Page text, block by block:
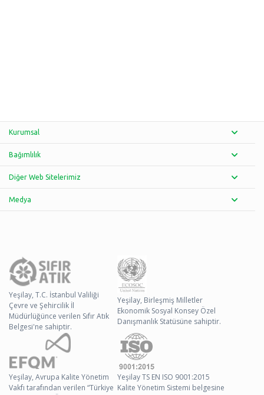
Kurumsal
Bağımlılık
Diğer Web Sitelerimiz
Medya
Yeşilay, T.C. İstanbul Valiliği
Çevre ve Şehircilik İl
Müdürlüğünce verilen Sıfır Atık
Belgesi'ne sahiptir.
Yeşilay, Birleşmiş Milletler
Ekonomik Sosyal Konsey Özel
Danışmanlık Statüsüne sahiptir.
Yeşilay, Avrupa Kalite Yönetim
Vakfı tarafından verilen “Türkiye
Yeşilay TS EN ISO 9001:2015
Kalite Yönetim Sistemi belgesine